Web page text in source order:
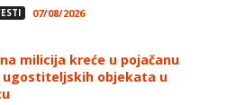
07/08/2026
milicija kreće u pojačanu
objekata u